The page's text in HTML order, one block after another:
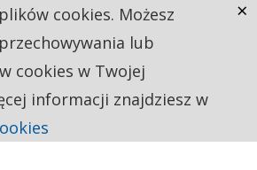
cookies. Możesz
lub
cookies w Twojej
informacji znajdziesz w
×